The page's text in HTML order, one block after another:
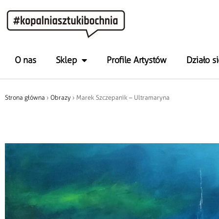
O nas Sklep Profile Artystów Działo
Strona główna › Obrazy › Marek Szczepanik – Ultramaryna